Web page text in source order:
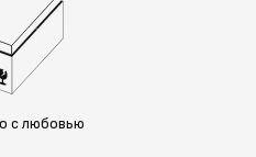
с любовью